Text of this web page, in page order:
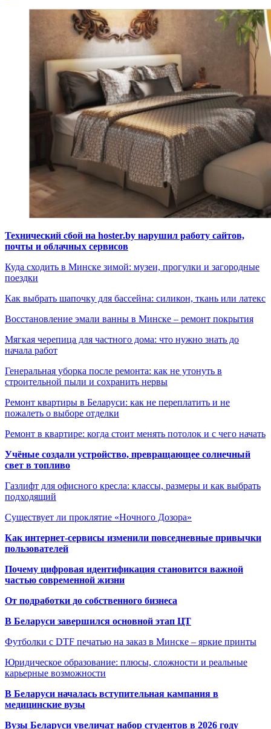
Технический сбой на hoster.by нарушил работу сайтов,
почты и облачных сервисов
Куда сходить в Минске зимой: музеи, прогулки и загородные
поездки
Как выбрать шапочку для бассейна: силикон, ткань или латекс
Восстановление эмали ванны в Минске – ремонт покрытия
Мягкая черепица для частного дома: что нужно знать до
начала работ
Генеральная уборка после ремонта: как не утонуть в
строительной пыли и сохранить нервы
Ремонт квартиры в Беларуси: как не переплатить и не
пожалеть о выборе отделки
Ремонт в квартире: когда стоит менять потолок и с чего начать
Учёные создали устройство, превращающее солнечный
свет в топливо
Газлифт для офисного кресла: классы, размеры и как выбрать
подходящий
Существует ли проклятие «Ночного Дозора»
Как интернет-сервисы изменили повседневные привычки
пользователей
Почему цифровая идентификация становится важной
частью современной жизни
От подработки до собственного бизнеса
В Беларуси завершился основной этап ЦТ
Футболки с DTF печатью на заказ в Минске – яркие принты
Юридическое образование: плюсы, сложности и реальные
карьерные возможности
В Беларуси началась вступительная кампания в
медицинские вузы
Вузы Беларуси увеличат набор студентов в 2026 году